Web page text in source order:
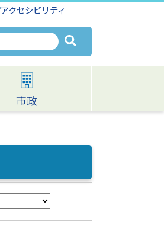
アクセシビリティ
市政